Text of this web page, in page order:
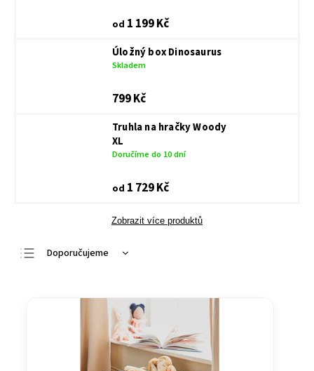
od 1 199 Kč
Úložný box Dinosaurus
Skladem
799 Kč
Truhla na hračky Woody
XL
Doručíme do 10 dní
od 1 729 Kč
Zobrazit více produktů
Doporučujeme
Nejdražší
Abecedně